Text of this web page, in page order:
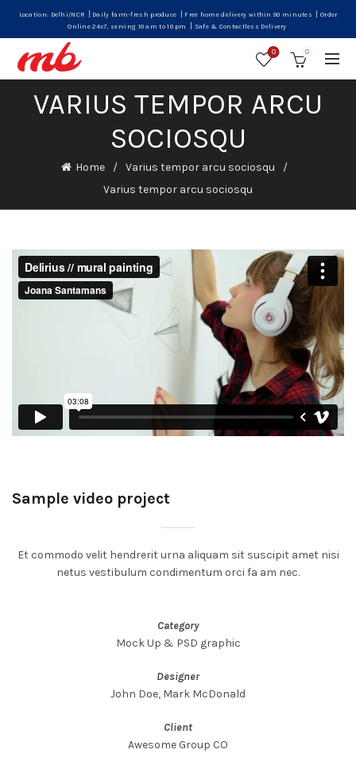
Location: Delhi/NCR Daily farm-fresh produce Free home delivery within 90 minutes
Order
Online 24x7, serving 10 am to 10 pm
Safe & Contactless Delivery
0 0
VARIUS TEMPOR ARCU
SOCIOSQU
Home
Varius tempor arcu sociosqu
Varius tempor arcu sociosqu
Sample video project
Et commodo velit hendrerit urna aliquam sit suscipit amet nisi
netus vestibulum condimentum orci fa am nec.
Category
Mock Up & PSD graphic
Designer
John Doe, Mark McDonald
Client
Awesome Group CO